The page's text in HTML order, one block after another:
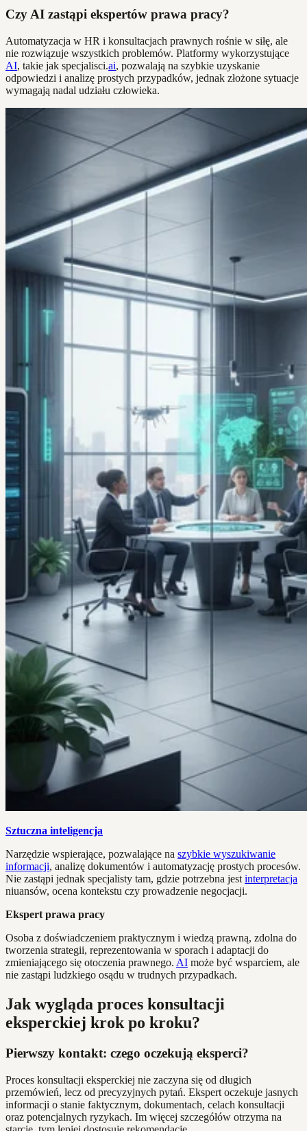
Czy AI zastąpi ekspertów prawa pracy?
Automatyzacja w HR i konsultacjach prawnych rośnie w siłę, ale
nie rozwiązuje wszystkich problemów. Platformy wykorzystujące
AI, takie jak specjalisci.ai, pozwalają na szybkie uzyskanie
odpowiedzi i analizę prostych przypadków, jednak złożone sytuacje
wymagają nadal udziału człowieka.
Sztuczna inteligencja
Narzędzie wspierające, pozwalające na szybkie wyszukiwanie
informacji, analizę dokumentów i automatyzację prostych procesów.
Nie zastąpi jednak specjalisty tam, gdzie potrzebna jest interpretacja
niuansów, ocena kontekstu czy prowadzenie negocjacji.
Ekspert prawa pracy
Osoba z doświadczeniem praktycznym i wiedzą prawną, zdolna do
tworzenia strategii, reprezentowania w sporach i adaptacji do
zmieniającego się otoczenia prawnego. AI może być wsparciem, ale
nie zastąpi ludzkiego osądu w trudnych przypadkach.
Jak wygląda proces konsultacji
eksperckiej krok po kroku?
Pierwszy kontakt: czego oczekują eksperci?
Proces konsultacji eksperckiej nie zaczyna się od długich
przemówień, lecz od precyzyjnych pytań. Ekspert oczekuje jasnych
informacji o stanie faktycznym, dokumentach, celach konsultacji
oraz potencjalnych ryzykach. Im więcej szczegółów otrzyma na